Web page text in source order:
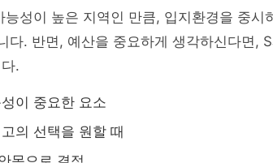
능성이 높은 지역인 만큼, 입지환경을 중시
다. 반면, 예산을 중요하게 생각하신다면,
.
이 중요한 요소
의 선택을 원할 때